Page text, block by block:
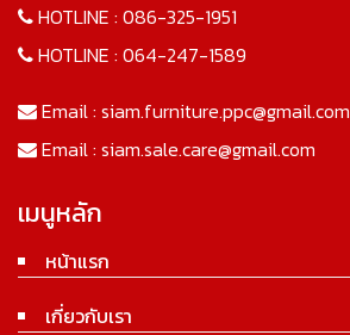
HOTLINE : 086-325-1951
HOTLINE : 064-247-1589
Email : siam.furniture.ppc@gmail.com
Email : siam.sale.care@gmail.com
เมนูหลัก
หน้าแรก
เกี่ยวกับเรา